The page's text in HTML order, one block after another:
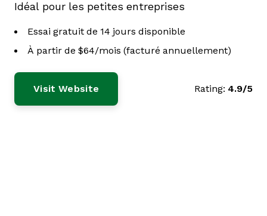
Idéal pour les petites entreprises
Essai gratuit de 14 jours disponible
À partir de $64/mois (facturé annuellement)
Visit Website Rating: 4.9/5